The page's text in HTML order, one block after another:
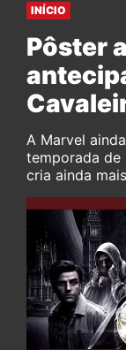
INÍCIO
Pôster
A Marvel
temporada de
cria ainda